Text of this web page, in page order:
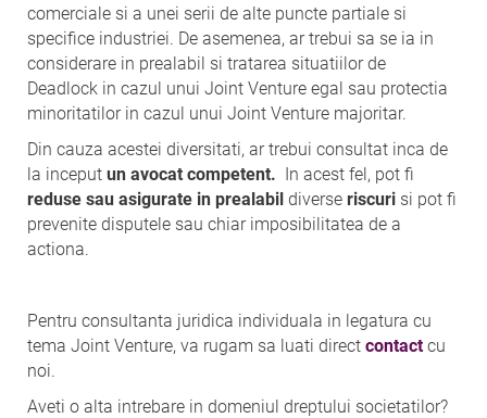
comerciale si a unei serii de alte puncte partiale si
specifice industriei. De asemenea, ar trebui sa se ia in
considerare in prealabil si tratarea situatiilor de
Deadlock in cazul unui Joint Venture egal sau protectia
minoritatilor in cazul unui Joint Venture majoritar.
Din cauza acestei diversitati, ar trebui consultat inca de
la inceput un avocat competent. In acest fel, pot fi
reduse sau asigurate in prealabil diverse riscuri si pot fi
prevenite disputele sau chiar imposibilitatea de a
actiona.
Pentru consultanta juridica individuala in legatura cu
tema Joint Venture, va rugam sa luati direct contactcu
noi.
Aveti o alta intrebare in domeniul dreptului societatilor?